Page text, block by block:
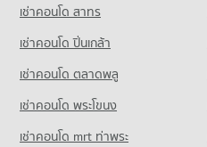
ขายคอนโด โฮมโปร ชัยพฤกษ์
มีคอนโดขาย 880 ประกาศ
คอนโด แม็คโคร นนทบุรี
คอนโดให้เช่า แม็คโคร นนทบุรี
มีคอนโดให้เช่า 3,283 ประกาศ
เช่าคอนโด สาทร
เช่าคอนโด ปิ่นเกล้า
เช่าคอนโด ตลาดพลู
เช่าคอนโด พระโขนง
เช่าคอนโด mrt ท่าพระ